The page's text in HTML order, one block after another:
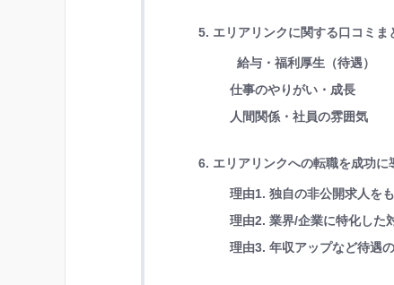
5. エリアリンクに関する口コミま
給与・福利厚生（待遇）
仕事のやりがい・成長
人間関係・社員の雰囲気
6. エリアリンクへの転職を成功に
理由1. 独自の非公開求人を
理由2. 業界/企業に特化した
理由3. 年収アップなど待遇